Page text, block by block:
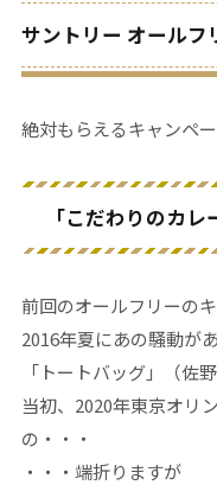
サントリー オールフ
絶対もらえるキャンペ
「こだわりのカ
前回のオールフリーの
2016年夏にあの騒動が
「トートバッグ」（佐
当初、2020年東京オリ
の・・・
・・・端折りますが